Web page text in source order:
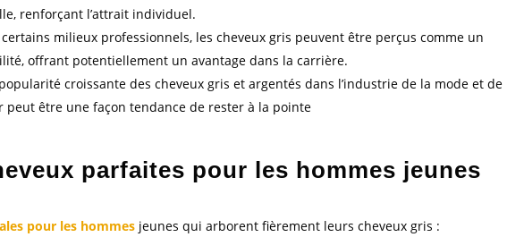
renforçant l’attrait individuel.
certains milieux professionnels, les cheveux gris peuvent être perçus comme un
offrant potentiellement un avantage dans la carrière.
croissante des cheveux gris et argentés dans l’industrie de la mode et de
peut être une façon tendance de rester à la pointe
parfaites pour les hommes jeunes
pour les hommes jeunes qui arborent fièrement leurs cheveux gris :